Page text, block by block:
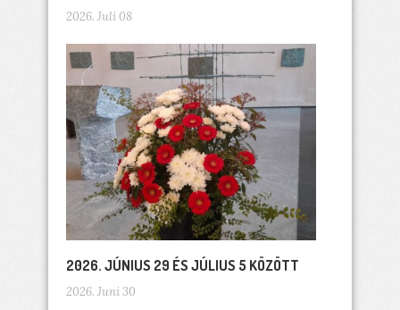
2026. Juli 08
2026. JÚNIUS 29 ÉS JÚLIUS 5 KÖZÖTT
2026. Juni 30